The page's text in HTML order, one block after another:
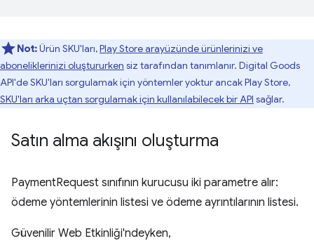
Not:Ürün SKU'ları,Play Store arayüzünde ürünlerinizi ve
aboneliklerinizi oluştururken siz tarafından tanımlanır. Digital Goods
API'de SKU'ları sorgulamak için yöntemler yoktur ancak Play Store,
SKU'ları arka uçtan sorgulamak için kullanılabilecek bir API sağlar.
Satın alma akışını oluşturma
PaymentRequest sınıfının kurucusu iki parametre alır:
ödeme yöntemlerinin listesi ve ödeme ayrıntılarının listesi.
Güvenilir Web Etkinliği'ndeyken,